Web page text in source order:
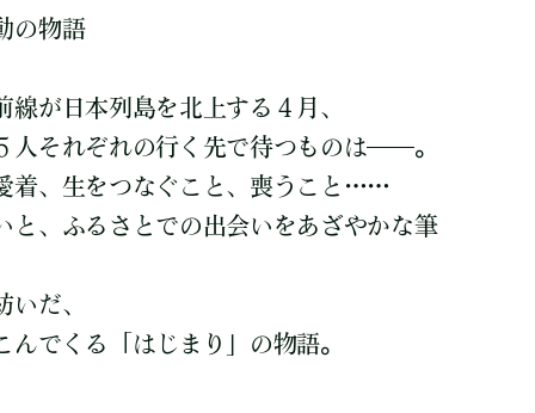
の物語
が日本列島を北上する４月、
人それぞれの行く先で待つものは――。
着、生をつなぐこと、喪うこと……
と、ふるさとでの出会いをあざやかな筆
だ、
でくる「はじまり」の物語。